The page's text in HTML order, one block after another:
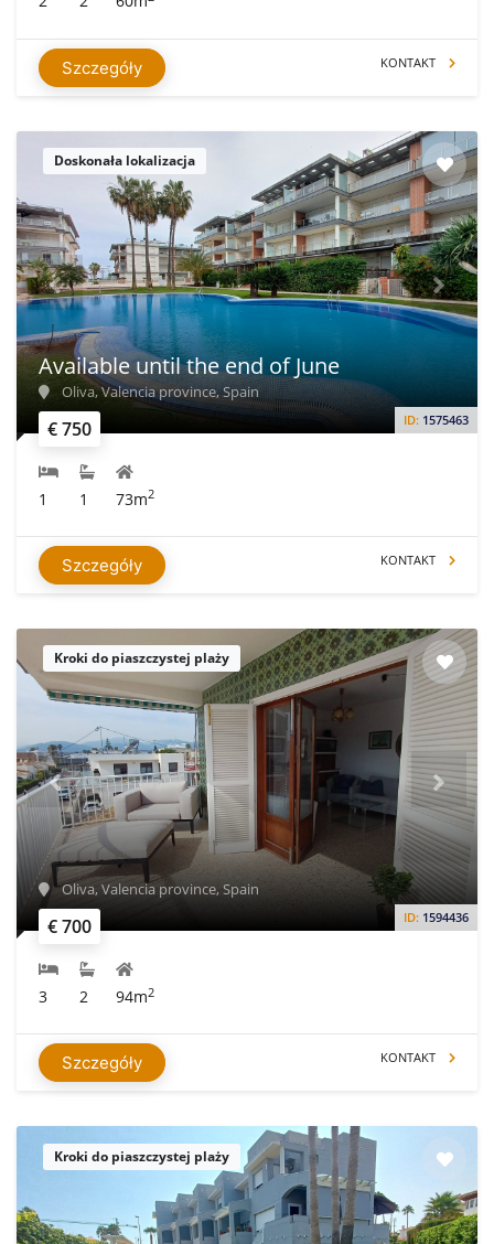
Szczegóły KONTAKT
Doskonała lokalizacja
€ 750 ID: 1575463
Available until the end of June
Oliva, Valencia province, Spain
1 1 73m2
Szczegóły KONTAKT
Kroki do piaszczystej plaży
€ 700 ID: 1594436
Oliva, Valencia province, Spain
3 2 94m2
Szczegóły KONTAKT
Kroki do piaszczystej plaży